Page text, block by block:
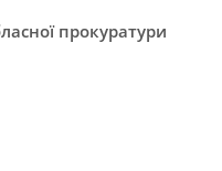
прокуратури